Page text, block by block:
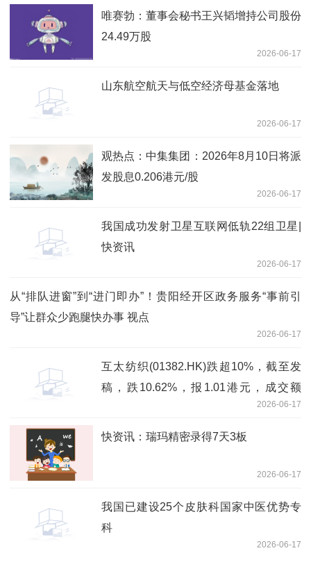
唯赛勃：董事会秘书王兴韬增持公司股份
24.49万股
2026-06-17
山东航空航天与低空经济母基金落地
2026-06-17
观热点：中集集团：2026年8月10日将派
发股息0.206港元/股
2026-06-17
我国成功发射卫星互联网低轨22组卫星|
快资讯
2026-06-17
从“排队进窗”到“进门即办”！贵阳经开区政务服务“事前引
导”让群众少跑腿快办事 视点
2026-06-17
互太纺织(01382.HK)跌超10%，截至发
稿，跌10.62%，报1.01港元，成交额
2026-06-17
快资讯：瑞玛精密录得7天3板
2026-06-17
我国已建设25个皮肤科国家中医优势专
科
2026-06-17